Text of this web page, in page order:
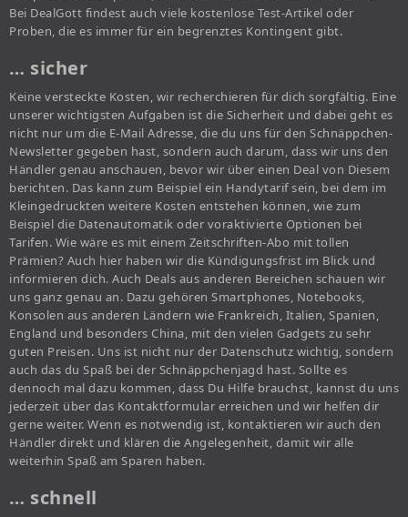
Bei DealGott findest auch viele kostenlose Test-Artikel oder
Proben, die es immer für ein begrenztes Kontingent gibt.
… sicher
Keine versteckte Kosten, wir recherchieren für dich sorgfältig. Eine
unserer wichtigsten Aufgaben ist die Sicherheit und dabei geht es
nicht nur um die E-Mail Adresse, die du uns für den Schnäppchen-
Newsletter gegeben hast, sondern auch darum, dass wir uns den
Händler genau anschauen, bevor wir über einen Deal von Diesem
berichten. Das kann zum Beispiel ein Handytarif sein, bei dem im
Kleingedruckten weitere Kosten entstehen können, wie zum
Beispiel die Datenautomatik oder voraktivierte Optionen bei
Tarifen. Wie wäre es mit einem Zeitschriften-Abo mit tollen
Prämien? Auch hier haben wir die Kündigungsfrist im Blick und
informieren dich. Auch Deals aus anderen Bereichen schauen wir
uns ganz genau an. Dazu gehören Smartphones, Notebooks,
Konsolen aus anderen Ländern wie Frankreich, Italien, Spanien,
England und besonders China, mit den vielen Gadgets zu sehr
guten Preisen. Uns ist nicht nur der Datenschutz wichtig, sondern
auch das du Spaß bei der Schnäppchenjagd hast. Sollte es
dennoch mal dazu kommen, dass Du Hilfe brauchst, kannst du uns
jederzeit über das Kontaktformular erreichen und wir helfen dir
gerne weiter. Wenn es notwendig ist, kontaktieren wir auch den
Händler direkt und klären die Angelegenheit, damit wir alle
weiterhin Spaß am Sparen haben.
… schnell